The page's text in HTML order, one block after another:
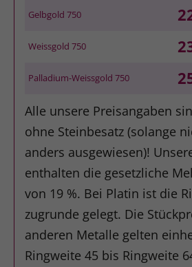
Gelbgold 750
Weissgold 750
Palladium-Weissgold 750
Alle unsere Preisangaben
ohne Steinbesatz (solange
anders ausgewiesen)!
enthalten die gesetzliche
von 19 %. Bei Platin ist die
zugrunde gelegt. Die
anderen Metalle gelten
Ringweite 45 bis Ringweite